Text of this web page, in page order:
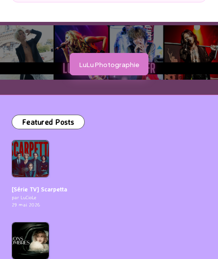
by
LuLu Photographie
Featured Posts
[Série TV] Scarpetta
par LuCioLe
29 mai 2026